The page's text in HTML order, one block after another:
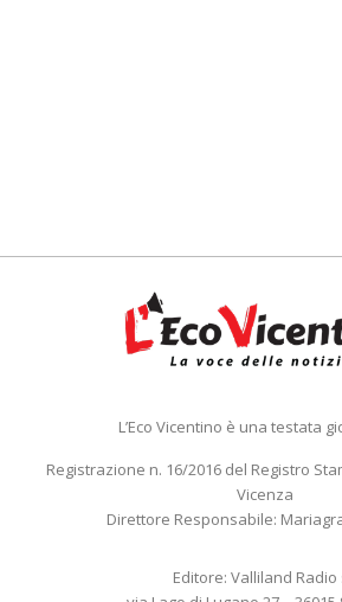
L’Eco Vicentino è una testata
Registrazione n. 16/2016 del Registro
Vicenza
Direttore Responsabile:
Editore: Valliland Radio